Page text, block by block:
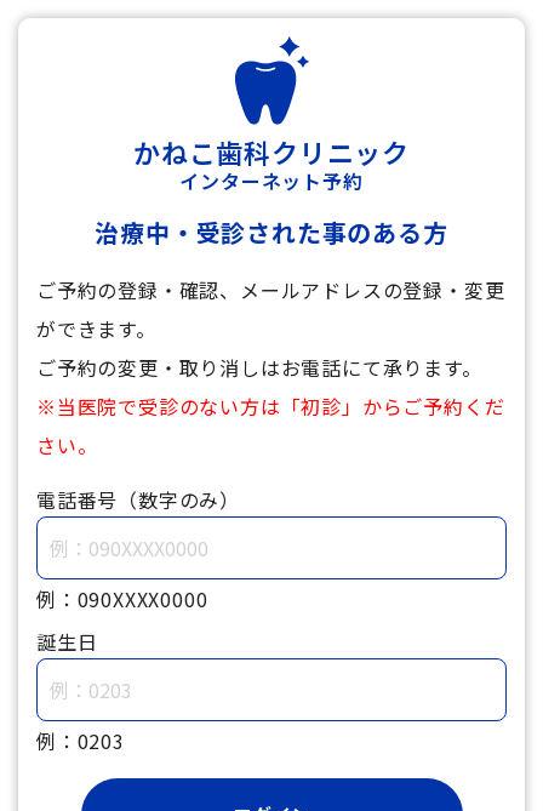
かねこ歯科クリニック
インターネット予約
治療中・受診された事のある方
ご予約の登録・確認、メールアドレスの登録・変更
ができます。
ご予約の変更・取り消しはお電話にて承ります。
※当医院で受診のない方は「初診」からご予約くだ
さい。
電話番号（数字のみ）
例：090XXXX0000
誕生日
例：0203